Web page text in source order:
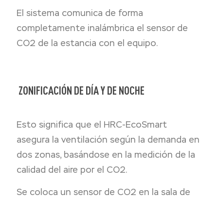
El sistema comunica de forma
completamente inalámbrica el sensor de
CO2 de la estancia con el equipo.
ZONIFICACIÓN DE DÍA Y DE NOCHE
Esto significa que el HRC-EcoSmart
asegura la ventilación según la demanda en
dos zonas, basándose en la medición de la
calidad del aire por el CO2.
Se coloca un sensor de CO2 en la sala de